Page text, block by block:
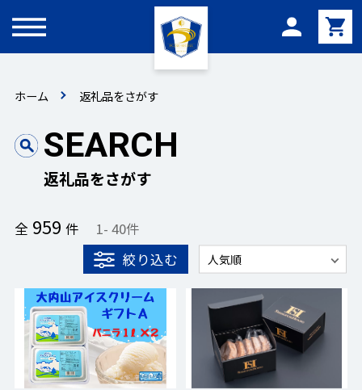
メニュー
ホーム 返礼品をさがす
SEARCH
返礼品をさがす
全 959 件 1- 40件
絞り込む